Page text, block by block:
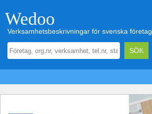
Wedoo
Verksamhetsbeskrivningar för svenska företag